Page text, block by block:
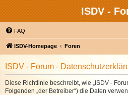
ISDV -
FAQ
ISDV-Homepage Foren
ISDV - Forum -
Diese Richtlinie beschreibt, wie „ISDV -
Folgenden „der Betreiber“) die Daten